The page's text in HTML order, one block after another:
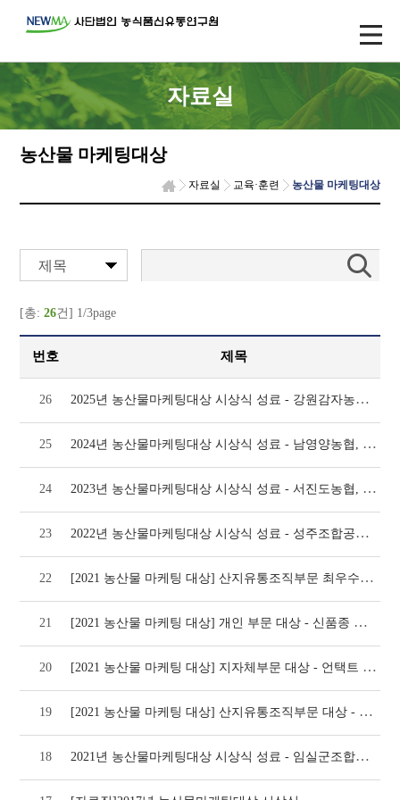
자료실
농산물 마케팅대상
자료실 교육·훈련 농산물 마케팅대상
제목
[총:26건] 1/3page
번호 제목
26 2025년 농산물마케팅대상 시상식 성료 - 강원감자농협조합공동사업법인, 일광영농조합법인,
25 2024년 농산물마케팅대상 시상식 성료 - 남영양농협, 양평부추영농조합법인, 예산능금농협
24 2023년 농산물마케팅대상 시상식 성료 - 서진도농협, 농업회사법인 해남고구마식품㈜, 의성
23 2022년 농산물마케팅대상 시상식 성료 - 성주조합공동사업법인, 함안군, 농업회사법인(주)
22 [2021 농산물 마케팅 대상] 산지유통조직부문 최우수상 - 국산 감자의 가공 상품화 성공
21 [2021 농산물 마케팅 대상] 개인 부문 대상 - 신품종 쌈채류의 생산 유통 혁신 사례(
20 [2021 농산물 마케팅 대상] 지자체부문 대상 - 언택트 시대를 선도하는 해남군 농산물
19 [2021 농산물 마케팅 대상] 산지유통조직부문 대상 - 균형 잡힌 조직화·마케팅 전략
18 2021년 농산물마케팅대상 시상식 성료 - 임실군조합공동사업법인, 해남군, 김영환(영농조합